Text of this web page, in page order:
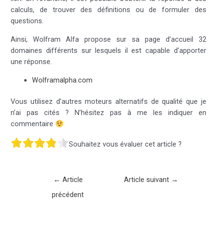
calculs, de trouver des définitions ou de formuler des
questions.
Ainsi, Wolfram Alfa propose sur sa page d’accueil 32
domaines différents sur lesquels il est capable d’apporter
une réponse.
Wolframalpha.com
Vous utilisez d’autres moteurs alternatifs de qualité que je
n’ai pas cités ? N’hésitez pas à me les indiquer en
commentaire
Souhaitez vous évaluer cet article ?
← Article
précédent
Article suivant →